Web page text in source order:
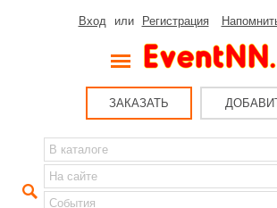
Вход или Регистрация
ЗАКАЗАТЬ